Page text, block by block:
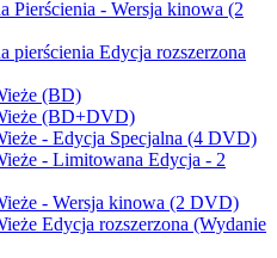
Pierścienia - Wersja kinowa (2
pierścienia Edycja rozszerzona
(BD)
(BD+DVD)
- Edycja Specjalna (4 DVD)
- Limitowana Edycja - 2
- Wersja kinowa (2 DVD)
Edycja rozszerzona (Wydanie